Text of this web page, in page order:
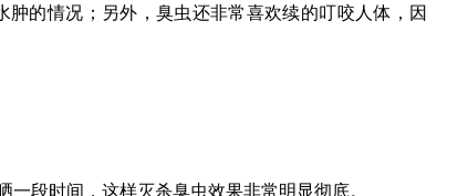
的情况；另外，臭虫还非常喜欢续的叮咬人体，因
段时间，这样灭杀臭虫效果非常明显彻底。